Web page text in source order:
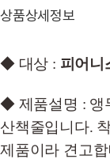
상품상세정보
◆ 대상 : 피어니
◆ 제품설명 : 앵
산책줄입니다.
제품이라 견고